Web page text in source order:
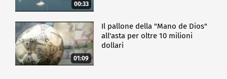
00:33
01:09
Il pallone della "Mano de Dios"
all'asta per oltre 10 milioni
dollari